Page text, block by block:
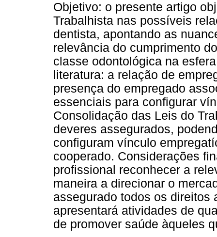
Objetivo: o presente artigo
Trabalhista nas possíveis
dentista, apontando as
relevância do cumprimento
classe odontológica na
literatura: a relação de
presença do empregado
essenciais para configurar
Consolidação das Leis do
deveres assegurados,
configuram vínculo
cooperado. Considerações
profissional reconhecer a
maneira a direcionar o
assegurado todos os direitos
apresentará atividades de
de promover saúde àqueles